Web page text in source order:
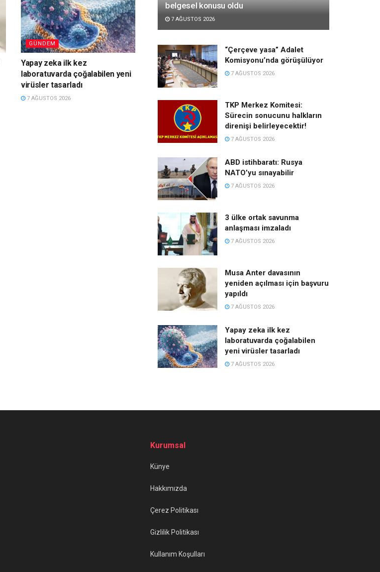
GÜNDEM
Yapay zeka ilk kez
laboratuvarda çoğalabilen yeni
virüsler tasarladı
7 AĞUSTOS 2026
belgesel konusu oldu
7 AĞUSTOS 2026
“Çerçeve yasa” Adalet
Komisyonu’nda görüşülüyor
7 AĞUSTOS 2026
TKP Merkez Komitesi:
Sürecin sonucunu halkların
direnişi belirleyecektir!
7 AĞUSTOS 2026
ABD istihbaratı: Rusya
NATO’yu sınayabilir
7 AĞUSTOS 2026
3 ülke ortak savunma
anlaşması imzaladı
7 AĞUSTOS 2026
Musa Anter davasının
yeniden açılması için başvuru
yapıldı
7 AĞUSTOS 2026
Yapay zeka ilk kez
laboratuvarda çoğalabilen
yeni virüsler tasarladı
7 AĞUSTOS 2026
Kurumsal
Künye
Hakkımızda
Çerez Politikası
Gizlilik Politikası
Kullanım Koşulları